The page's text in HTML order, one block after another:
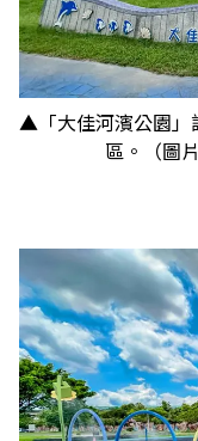
▲「大佳河濱公園」
區。（圖